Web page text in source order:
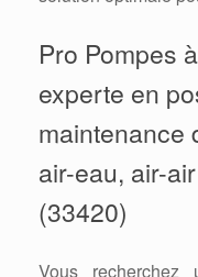
Pro Pompes
experte en
maintenance
air-eau, air-
(33420)
Vous recherchez